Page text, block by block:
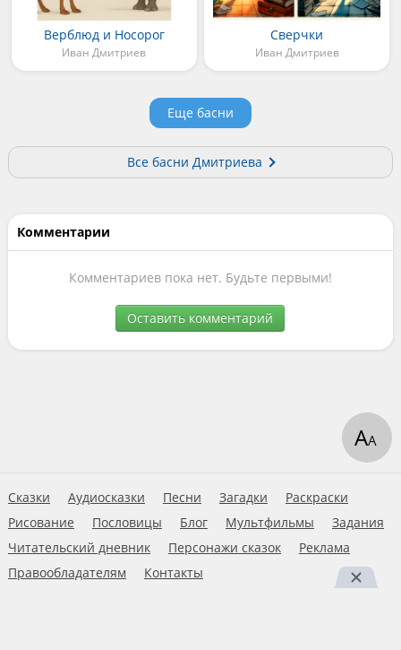
Верблюд и Носорог
Иван Дмитриев
Сверчки
Иван Дмитриев
Еще басни
Все басни Дмитриева
Комментарии
Комментариев пока нет. Будьте первыми!
Оставить комментарий
Сказки Аудиосказки Песни Загадки
Раскраски
Рисование
Пословицы Блог Мультфильмы
Задания
Читательский дневник
Персонажи сказок
Реклама
Правообладателям
Контакты
АА